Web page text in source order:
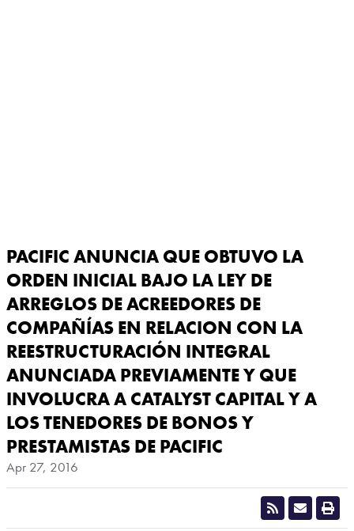
PACIFIC ANUNCIA QUE OBTUVO LA
ORDEN INICIAL BAJO LA LEY DE
ARREGLOS DE ACREEDORES DE
COMPAÑÍAS EN RELACION CON LA
REESTRUCTURACIÓN INTEGRAL
ANUNCIADA PREVIAMENTE Y QUE
INVOLUCRA A CATALYST CAPITAL Y A
LOS TENEDORES DE BONOS Y
PRESTAMISTAS DE PACIFIC
Apr 27, 2016